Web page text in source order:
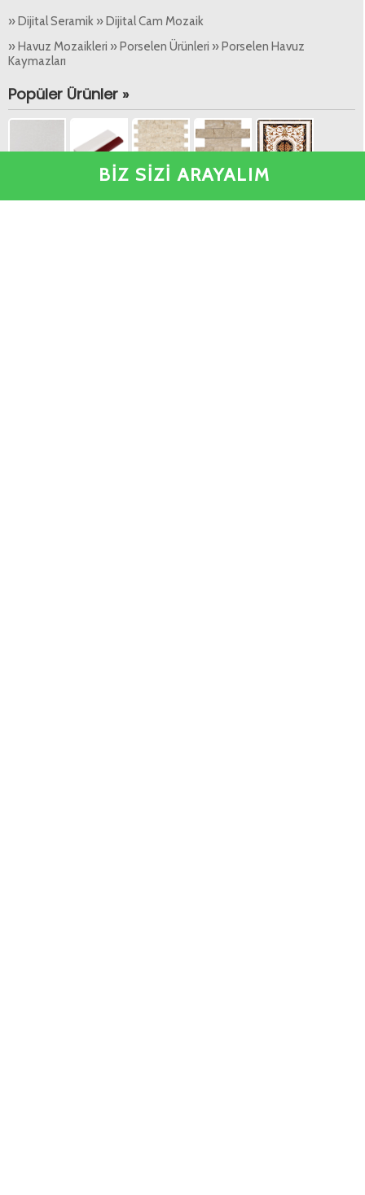
BİZ SİZİ ARAYALIM
» Dijital Seramik » Dijital Cam Mozaik
» Havuz Mozaikleri » Porselen Ürünleri » Porselen Havuz
Kaymazları
Popüler Ürünler »